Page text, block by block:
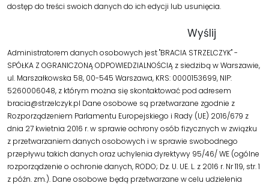
dostęp do treści swoich danych do ich edycji lub usunięcia.
Administratorem danych osobowych jest "BRACIA STRZELCZYK" -
SPÓŁKA Z OGRANICZONĄ ODPOWIEDZIALNOŚCIĄ z siedzibą w Warszawie,
ul. Marszałkowska 58, 00-545 Warszawa, KRS: 0000153699, NIP:
5260006048, z którym można się skontaktować pod adresem
bracia@strzelczyk.pl Dane osobowe są przetwarzane zgodnie z
Rozporządzeniem Parlamentu Europejskiego i Rady (UE) 2016/679 z
dnia 27 kwietnia 2016 r. w sprawie ochrony osób fizycznych w związku
z przetwarzaniem danych osobowych i w sprawie swobodnego
przepływu takich danych oraz uchylenia dyrektywy 95/46/ WE (ogólne
rozporządzenie o ochronie danych, RODO; Dz. U. UE. L. z 2016 r. Nr 119, str. 1
z późn. zm.). Dane osobowe będą przetwarzane w celu udzielenia